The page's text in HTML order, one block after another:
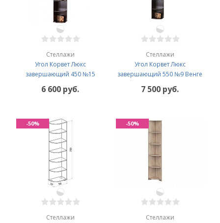
Стеллажи
Угол Корвет Люкс
завершающий 450 №15
6 600 руб.
Стеллажи
Угол Корвет Люкс
завершающий 550 №9 Венге
7 500 руб.
Стеллажи
-50%
Стеллажи
-50%